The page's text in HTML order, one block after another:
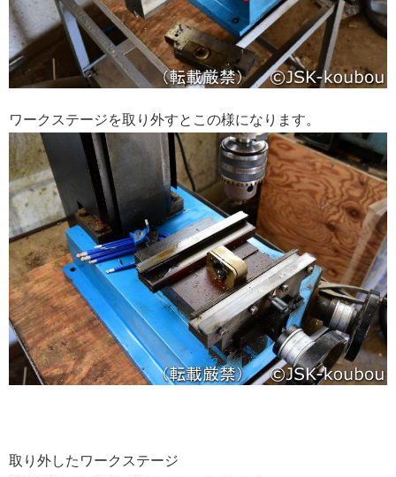
ワークステージを取り外すとこの様になります。
取り外したワークステージ